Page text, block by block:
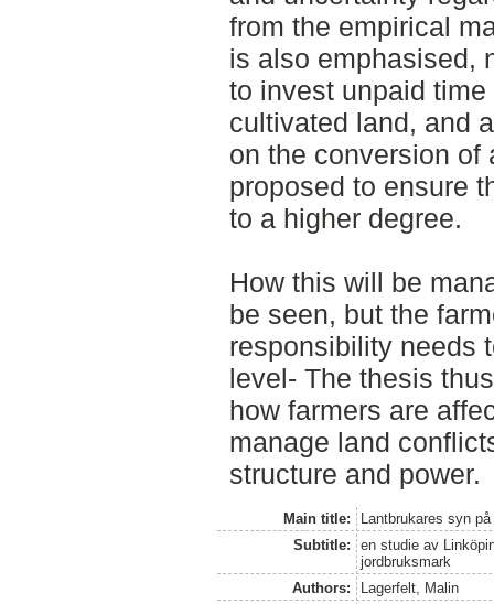
from the empirical
is also emphasised,
to invest unpaid
cultivated land, and
on the conversion of
proposed to ensure
to a higher degree.
How this will be
be seen, but the
responsibility needs
level- The thesis
how farmers are
manage land
structure and power.
Main title:
Lantbrukares syn
Subtitle:
en studie av
jordbruksmark
Authors:
Lagerfelt, Malin